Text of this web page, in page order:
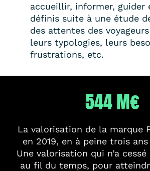
accueillir, informer, guider
définis suite à une étude
des attentes des
leurs typologies, leurs
frustrations, etc.
544 M€
La valorisation de la marque
en 2019, en à peine trois ans
Une valorisation qui n’a
au fil du temps, pour